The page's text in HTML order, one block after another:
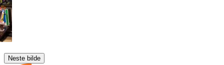
Neste bilde